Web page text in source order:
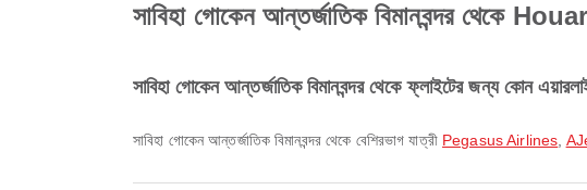
সাবিহা গোকেন আন্তর্জাতিক বিমানবন্দর থেকে
সাবিহা গোকেন আন্তর্জাতিক বিমানবন্দর থেকে ফ্লাইটের জন্য কোন
সাবিহা গোকেন আন্তর্জাতিক বিমানবন্দর থেকে বেশিরভাগ যাত্রী Pegasus Airlines